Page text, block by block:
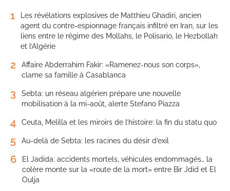
1
Les révélations explosives de Matthieu Ghadiri, ancien
agent du contre-espionnage français infiltré en Iran, sur les
liens entre le régime des Mollahs, le Polisario, le Hezbollah
et l’Algérie
2
Affaire Abderrahim Fakir: «Ramenez-nous son corps»,
clame sa famille à Casablanca
3
Sebta: un réseau algérien prépare une nouvelle
mobilisation à la mi-août, alerte Stefano Piazza
4 Ceuta, Melilla et les miroirs de l’histoire: la fin du statu quo
5 Au-delà de Sebta: les racines du désir d’exil
6
El Jadida: accidents mortels, véhicules endommagés… la
colère monte sur la «route de la mort» entre Bir Jdid et El
Oulja